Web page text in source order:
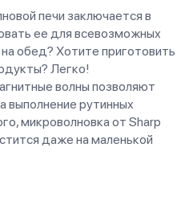
печи заключается в
ее для всевозможных
обед? Хотите приготовить
Легко!
волны позволяют
выполнение рутинных
микроволновка от Sharp
даже на маленькой